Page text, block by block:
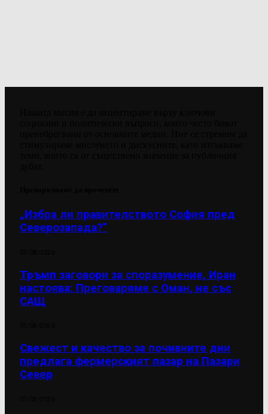
„Избра ли правителството София пред
Северозапада?“
Тръмп заговори за споразумение, Иран
настоява: Преговаряме с Оман, не със
САЩ
Свежест и качество за почивните дни
предлага фермерският пазар на Пазари
Север